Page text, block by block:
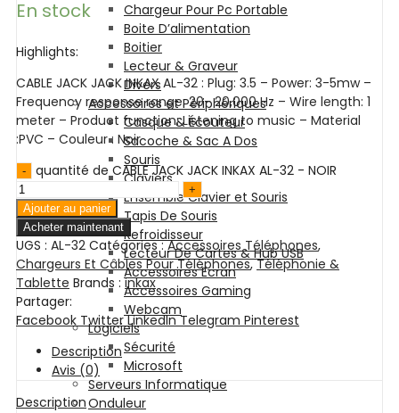
Chargeur Pour Pc Portable
Boite D’alimentation
Boitier
Lecteur & Graveur
Divers
Accessoires et Périphériques
Casque & Écouteur
Sacoche & Sac A Dos
Souris
Claviers
Ensemble Clavier et Souris
Tapis De Souris
Refroidisseur
Lecteur De Cartes & Hub USB
Accessoires Ecran
Accessoires Gaming
Webcam
Logiciels
Sécurité
Microsoft
Serveurs Informatique
Onduleur
En stock
Highlights:
CABLE JACK JACK INKAX AL-32 : Plug: 3.5 – Power: 3-5mw –
Frequency response range: 20- 20,000 Hz – Wire length: 1
meter – Product function: Listening to music – Material
:PVC – Couleur : Noir
quantité de CABLE JACK JACK INKAX AL-32 - NOIR
Ajouter au panier
Acheter maintenant
UGS : AL-32 Catégories :Accessoires Téléphones,
Chargeurs Et Câbles Pour Téléphones,Téléphonie &
Tablette Brands :inkax
Partager:
Facebook Twitter LinkedIn Telegram Pinterest
Description
Avis (0)
Description